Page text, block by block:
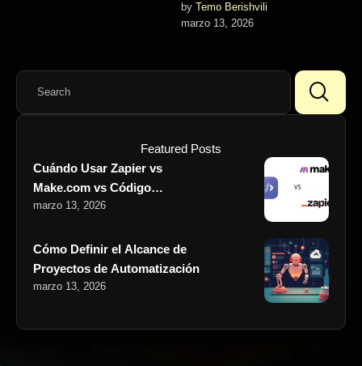
Retorno sobre la Inversión
Aquí va una confesión: al
by Temo Berishvili
marzo 13, 2026
Featured Posts
Cuándo Usar Zapier vs
Make.com vs Código
Personalizado
marzo 13, 2026
Cómo Definir el Alcance de
Proyectos de Automatización
marzo 13, 2026